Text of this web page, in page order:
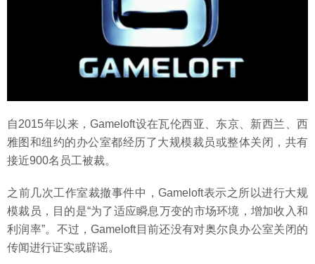
自2015年以来，Gameloft设在瓦伦西亚、东京、新西兰、西
雅图和纽约的办公室都经历了大规模裁员或整体关闭，共有
接近900名员工被裁。
之前几次工作室裁撤事件中，Gameloft表示之所以进行大规
模裁员，目的是“为了适应瞬息万变的市场环境，增加收入和
利润率”。不过，Gameloft目前还没有对奥尔良办公室关闭的
传闻进行证实或辟谣。